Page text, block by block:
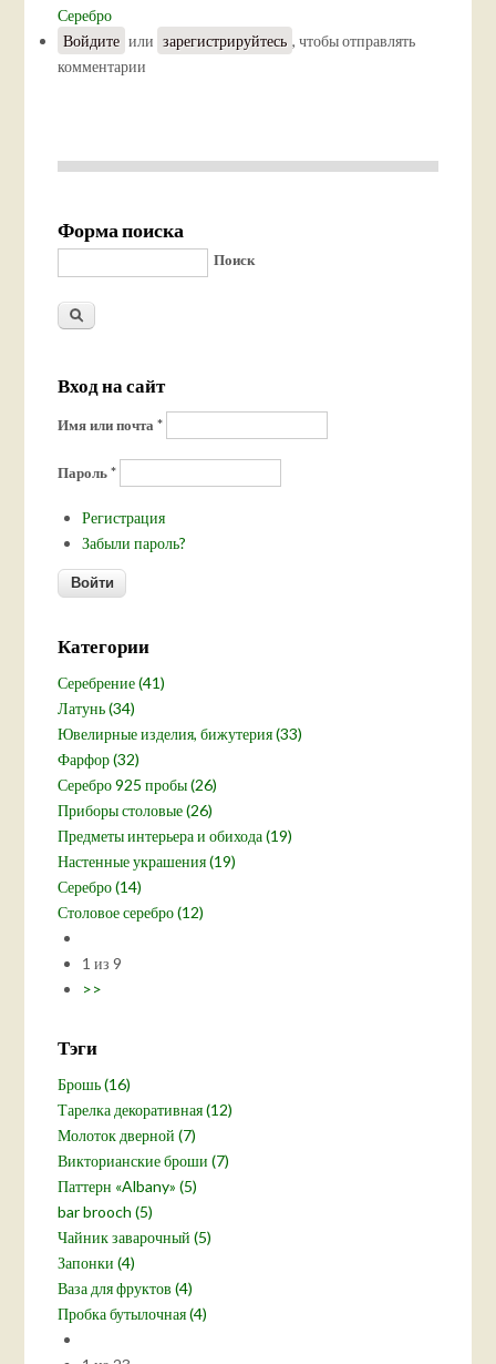
Серебро
Войдите или зарегистрируйтесь , чтобы отправлять
комментарии
Форма поиска
Поиск
Вход на сайт
Имя или почта*
Пароль*
Регистрация
Забыли пароль?
Категории
Серебрение (41)
Латунь (34)
Ювелирные изделия, бижутерия (33)
Фарфор (32)
Серебро 925 пробы (26)
Приборы столовые (26)
Предметы интерьера и обихода (19)
Настенные украшения (19)
Серебро (14)
Столовое серебро (12)
1 из 9
>>
Тэги
Брошь (16)
Тарелка декоративная (12)
Молоток дверной (7)
Викторианские броши (7)
Паттерн «Albany» (5)
bar brooch (5)
Чайник заварочный (5)
Запонки (4)
Ваза для фруктов (4)
Пробка бутылочная (4)